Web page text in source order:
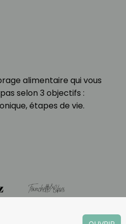
alimentaire qui vous
selon 3 objectifs :
étapes de vie.